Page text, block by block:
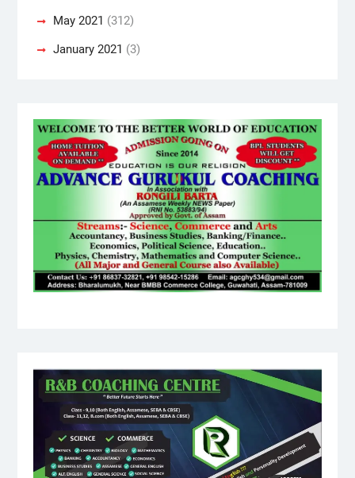
May 2021 (312)
January 2021 (3)